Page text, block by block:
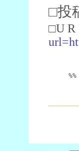
□投
□U R
%%